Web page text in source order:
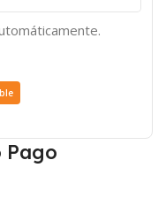
Pago